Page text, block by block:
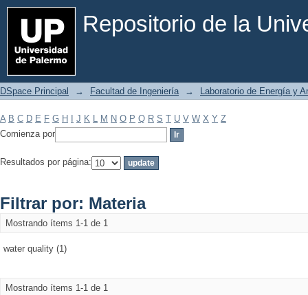
Repositorio de la
Filtrar por: Materia
DSpace Principal → Facultad de Ingeniería → Laboratorio de Energía y
A B C D E F G H J K L M N O P Q R S T U V W X Y Z
Comienza por
Resultados por página:
Filtrar por: Materia
Mostrando ítems 1-1 de 1
water quality (1)
Mostrando ítems 1-1 de 1